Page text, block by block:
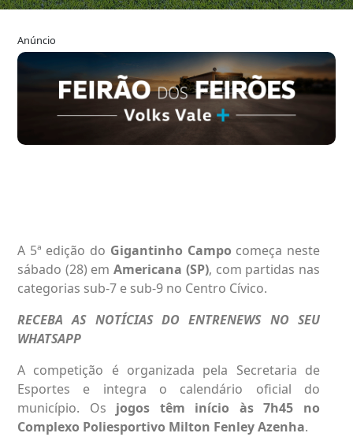
Anúncio
A 5ª edição do Gigantinho Campo começa neste
sábado (28) emAmericana (SP), com partidas nas
categorias sub-7 e sub-9 no Centro Cívico.
RECEBA AS NOTÍCIAS DO ENTRENEWS NO SEU
WHATSAPP
A competição é organizada pela Secretaria de
Esportes e integra o calendário oficial do
município. Os jogos têm início às 7h45 no
Complexo Poliesportivo Milton Fenley Azenha.